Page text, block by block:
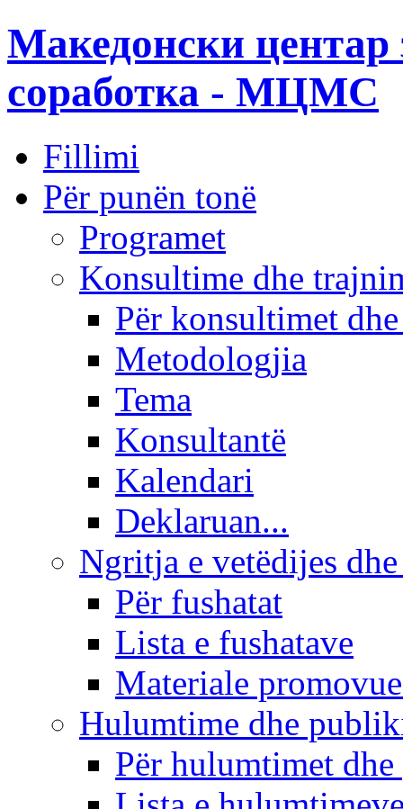
Македонски центар
соработка - МЦМС
Fillimi
Për punën tonë
Programet
Konsultime dhe
Për konsultimet
Metodologjia
Tema
Konsultantë
Kalendari
Deklaruan...
Ngritja e vetëdijes
Për fushatat
Lista e fushatave
Materiale
Hulumtime dhe
Për hulumtimet